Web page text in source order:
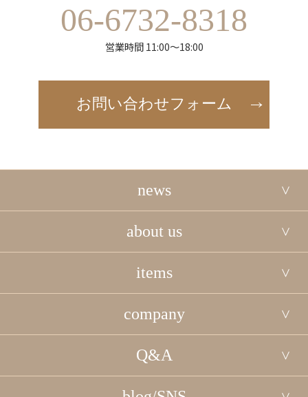
06-6732-8318
営業時間 11:00～18:00
お問い合わせフォーム
news
about us
items
company
Q&A